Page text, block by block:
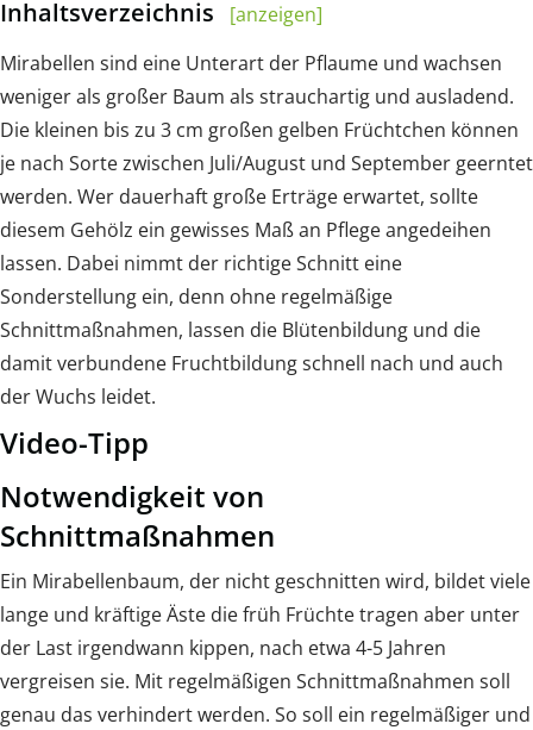
Inhaltsverzeichnis
[anzeigen]
Mirabellen sind eine Unterart der Pflaume und wachsen
weniger als großer Baum als strauchartig und ausladend.
Die kleinen bis zu 3 cm großen gelben Früchtchen können
je nach Sorte zwischen Juli/August und September geerntet
werden. Wer dauerhaft große Erträge erwartet, sollte
diesem Gehölz ein gewisses Maß an Pflege angedeihen
lassen. Dabei nimmt der richtige Schnitt eine
Sonderstellung ein, denn ohne regelmäßige
Schnittmaßnahmen, lassen die Blütenbildung und die
damit verbundene Fruchtbildung schnell nach und auch
der Wuchs leidet.
Video-Tipp
Notwendigkeit von
Schnittmaßnahmen
Ein Mirabellenbaum, der nicht geschnitten wird, bildet viele
lange und kräftige Äste die früh Früchte tragen aber unter
der Last irgendwann kippen, nach etwa 4-5 Jahren
vergreisen sie. Mit regelmäßigen Schnittmaßnahmen soll
genau das verhindert werden. So soll ein regelmäßiger und